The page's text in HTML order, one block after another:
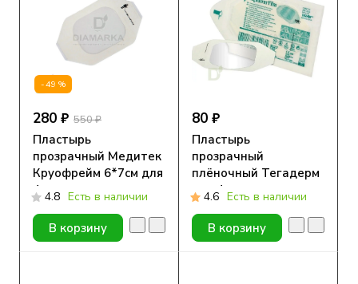
-49%
280 ₽ 550 ₽
Пластырь
прозрачный Медитек
Круофрейм 6*7см для
фиксации сенсоров,
10 шт.
4.8 Есть в наличии
В корзину
80 ₽
Пластырь
прозрачный
плёночный Тегадерм
для фиксации
сенсоров (3M™
Tegaderm Film)
1624W, 6 x 7 см, 1 шт
4.6 Есть в наличии
В корзину